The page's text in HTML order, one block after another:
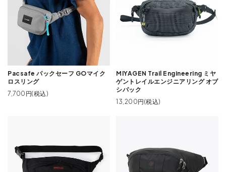
Pacsafe パックセーフ GOマイク
ロスリング
7,700円(税込)
MIYAGEN Trail Engineering ミヤ
ゲントレイルエンジニアリング オブ
シパック
13,200円(税込)